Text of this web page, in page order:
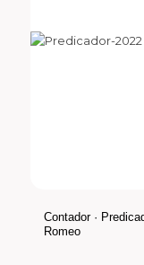
Contador ·
Romeo